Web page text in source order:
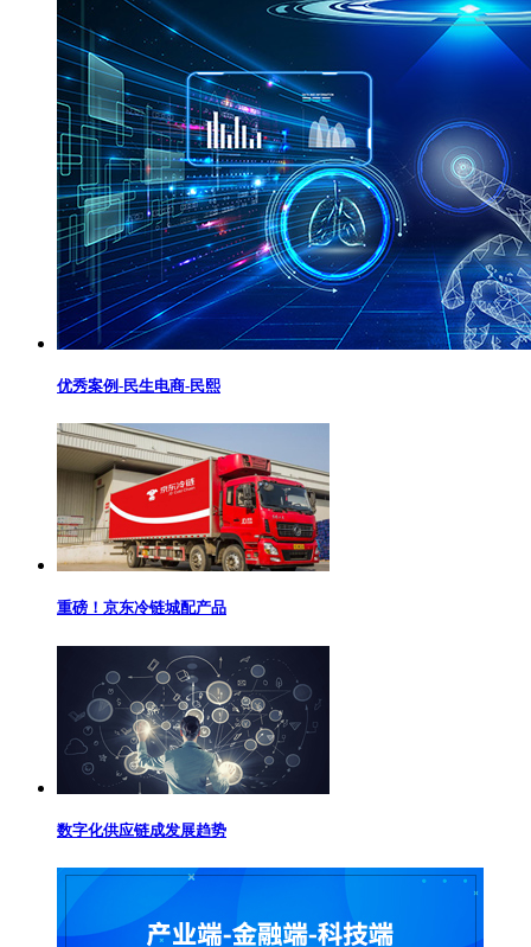
优秀案例-民生电商-民熙
重磅！京东冷链城配产品
数字化供应链成发展趋势